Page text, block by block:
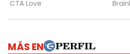
MÁS EN